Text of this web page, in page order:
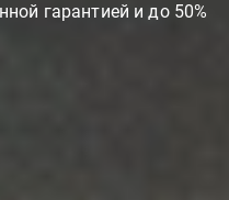
гарантией и до 50%